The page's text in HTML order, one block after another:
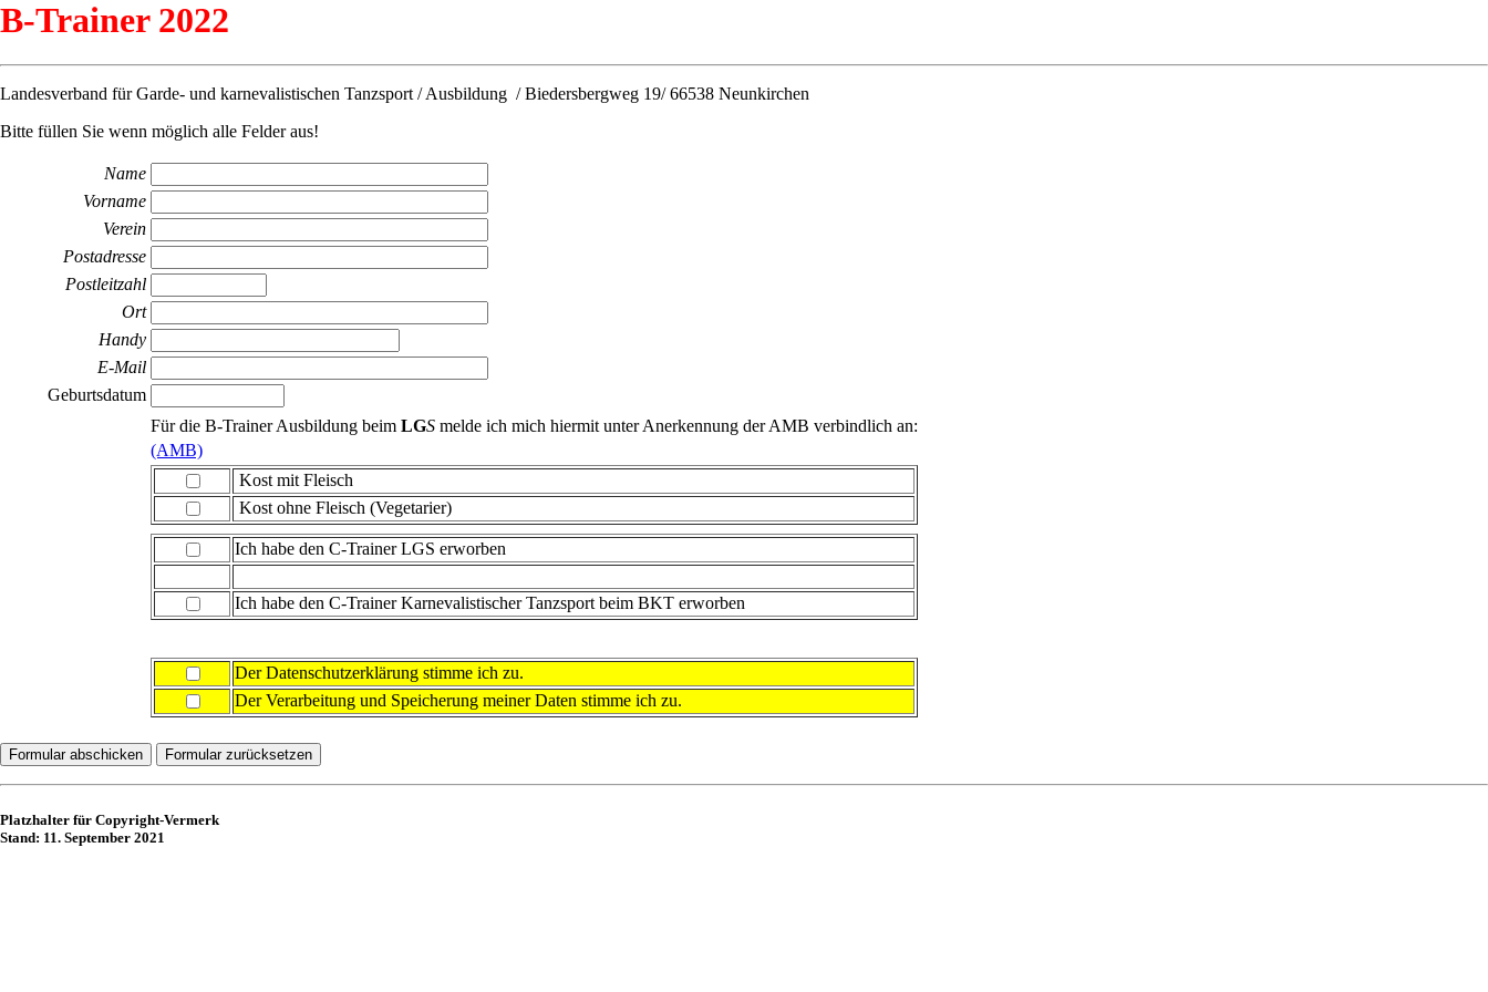
B-Trainer 2022
Landesverband für Garde- und karnevalistischen Tanzsport / Ausbildung / Biedersbergweg 19/ 66538 Neunkirchen
Bitte füllen Sie wenn möglich alle Felder aus!
Name
Vorname
Verein
Postadresse
Postleitzahl
Ort
Handy
E-Mail
Geburtsdatum
Für die B-Trainer Ausbildung beim LGS melde ich mich hiermit unter Anerkennung der AMB verbindlich an:
(AMB)
Kost mit Fleisch
Kost ohne Fleisch (Vegetarier)
Ich habe den C-Trainer LGS erworben
Ich habe den C-Trainer Karnevalistischer Tanzsport beim BKT erworben
Der Datenschutzerklärung stimme ich zu.
Der Verarbeitung und Speicherung meiner Daten stimme ich zu.
Platzhalter für Copyright-Vermerk
Stand: 11. September 2021